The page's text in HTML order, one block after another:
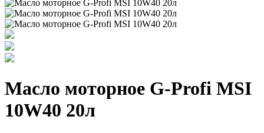
Масло моторное G-Profi MSI
10W40 20л